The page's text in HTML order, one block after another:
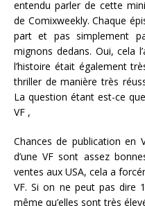
entendu parler de cette
de Comixweekly. Chaque
part et pas simplement
mignons dedans. Oui, cela
l’histoire était également
thriller de manière très
La question étant est-ce
VF ,
Chances de publication en
d’une VF sont assez
ventes aux USA, cela a
VF. Si on ne peut pas dire
même qu’elles sont très